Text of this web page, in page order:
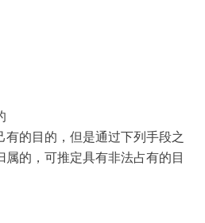
有的目的，但是通过下列手段之
的，可推定具有非法占有的目